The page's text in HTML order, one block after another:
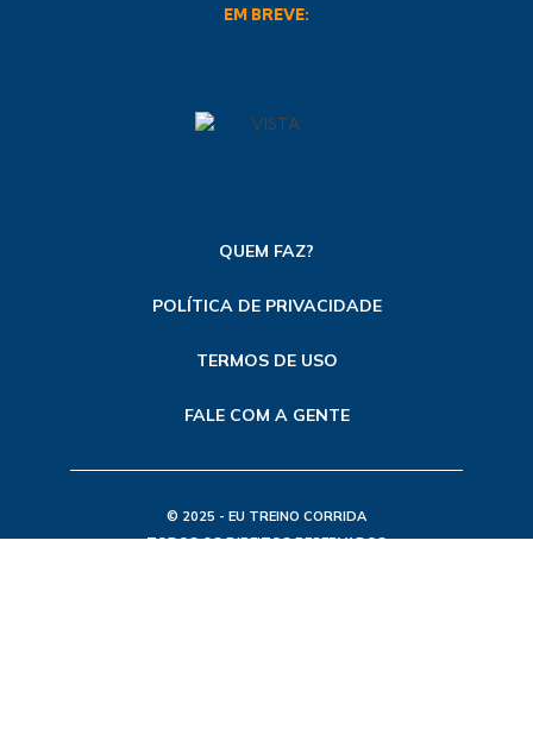
EM BREVE:
QUEM FAZ?
POLÍTICA DE PRIVACIDADE
TERMOS DE USO
FALE COM A GENTE
© 2025 - EU TREINO CORRIDA
TODOS OS DIREITOS RESERVADOS